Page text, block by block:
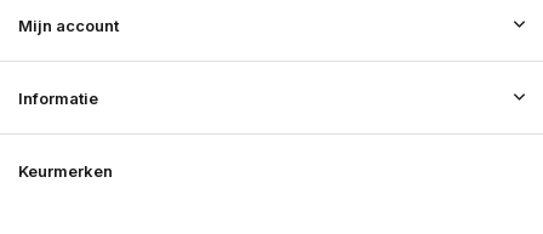
Mijn account
Informatie
Keurmerken